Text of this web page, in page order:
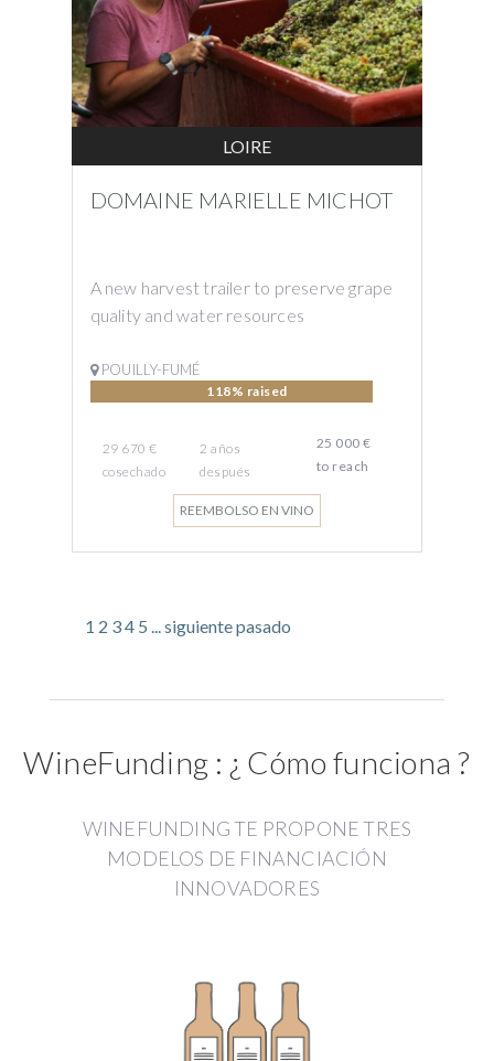
LOIRE
DOMAINE MARIELLE MICHOT
A new harvest trailer to preserve grape
quality and water resources
POUILLY-FUMÉ
118% raised
29 670 €
cosechado
2 años
después
25 000 €
to reach
REEMBOLSO EN VINO
1 2 34 5 siguientepasado
WineFunding : ¿ Cómo funciona ?
WINEFUNDING TE PROPONE TRES
MODELOS DE FINANCIACIÓN
INNOVADORES